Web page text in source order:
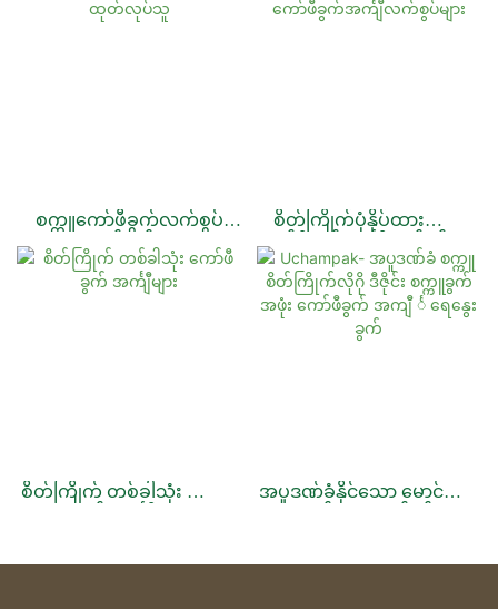
စက္ကူကော်ဖီခွက်လက်စွပ်
ထုတ်လုပ်သူ
စိတ်ကြိုက်ပုံနှိပ်ထားသော
ကော်ဖီခွက်အင်္ကျီလက်စွပ်များ
စိတ်ကြိုက် တစ်ခါသုံး ကော်ဖီ
အပူဒဏ်ခံနိုင်သော မောင်ချော